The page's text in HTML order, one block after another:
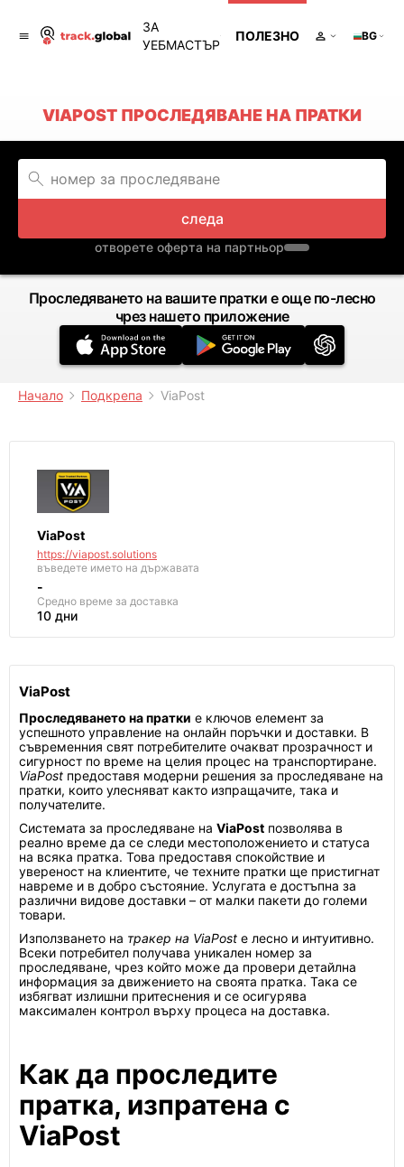
ЗА
УЕБМАСТЪР
ПОЛЕЗНО BG
VIAPOST ПРОСЛЕДЯВАНЕ НА ПРАТКИ
следа
отворете оферта на партньор
Проследяването на вашите пратки е още по-лесно
чрез нашето приложение
Начало Подкрепа ViaPost
ViaPost
https://viapost.solutions
въведете името на държавата
-
Средно време за доставка
10 дни
ViaPost
Проследяването на пратки е ключов елемент за
успешното управление на онлайн поръчки и доставки. В
съвременния свят потребителите очакват прозрачност и
сигурност по време на целия процес на транспортиране.
ViaPost предоставя модерни решения за проследяване на
пратки, които улесняват както изпращачите, така и
получателите.
Системата за проследяване на ViaPost позволява в
реално време да се следи местоположението и статуса
на всяка пратка. Това предоставя спокойствие и
увереност на клиентите, че техните пратки ще пристигнат
навреме и в добро състояние. Услугата е достъпна за
различни видове доставки – от малки пакети до големи
товари.
Използването на тракер на ViaPost е лесно и интуитивно.
Всеки потребител получава уникален номер за
проследяване, чрез който може да провери детайлна
информация за движението на своята пратка. Така се
избягват излишни притеснения и се осигурява
максимален контрол върху процеса на доставка.
Как да проследите
пратка, изпратена с
ViaPost